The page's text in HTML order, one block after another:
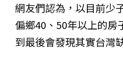
網友們認為，以目前少
偏鄉40、50年以上的房
到最後會發現其實台灣